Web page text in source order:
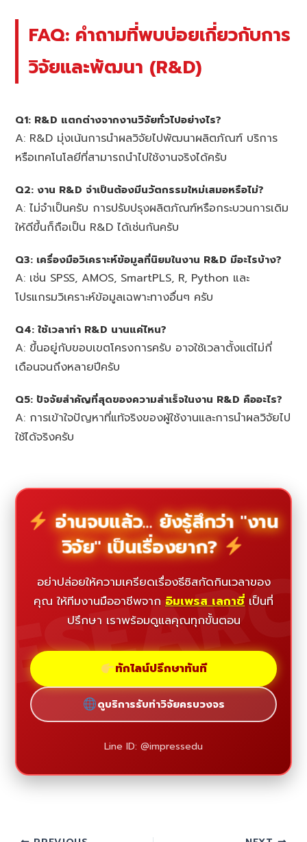
FAQ: คำถามที่พบบ่อยเกี่ยวกับการ
วิจัยและพัฒนา (R&D)
Q1: R&D แตกต่างจากงานวิจัยทั่วไปอย่างไร?
A: R&D มุ่งเน้นการนำผลวิจัยไปพัฒนาผลิตภัณฑ์ บริการ
หรือเทคโนโลยีที่สามารถนำไปใช้งานจริงได้ครับ
Q2: งาน R&D จำเป็นต้องมีนวัตกรรมใหม่เสมอหรือไม่?
A: ไม่จำเป็นครับ การปรับปรุงผลิตภัณฑ์หรือกระบวนการเดิม
ให้ดีขึ้นก็ถือเป็น R&D ได้เช่นกันครับ
Q3: เครื่องมือวิเคราะห์ข้อมูลที่นิยมในงาน R&D มีอะไรบ้าง?
A: เช่น SPSS, AMOS, SmartPLS, R, Python และ
โปรแกรมวิเคราะห์ข้อมูลเฉพาะทางอื่นๆ ครับ
Q4: ใช้เวลาทำ R&D นานแค่ไหน?
A: ขึ้นอยู่กับขอบเขตโครงการครับ อาจใช้เวลาตั้งแต่ไม่กี่
เดือนจนถึงหลายปีครับ
Q5: ปัจจัยสำคัญที่สุดของความสำเร็จในงาน R&D คืออะไร?
A: การเข้าใจปัญหาที่แท้จริงของผู้ใช้งานและการนำผลวิจัยไป
ใช้ได้จริงครับ
อ่านจบแล้ว... ยังรู้สึกว่า "งาน
วิจัย" เป็นเรื่องยาก?
อย่าปล่อยให้ความเครียดเรื่องธีซิสกัดกินเวลาของ
คุณ ให้ทีมงานมืออาชีพจาก อิมเพรส เลกาซี่ เป็นที่
ปรึกษา เราพร้อมดูแลคุณทุกขั้นตอน
ทักไลน์ปรึกษาทันที
ดูบริการรับทำวิจัยครบวงจร
Line ID: @impressedu